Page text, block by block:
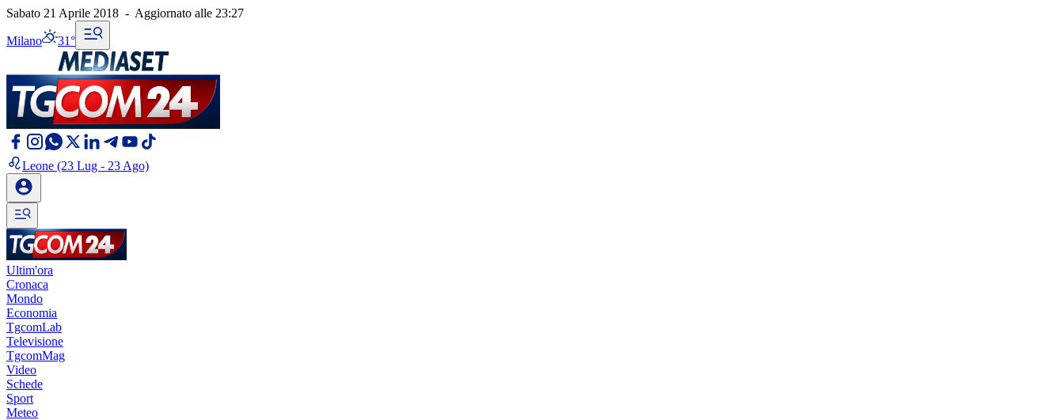
Sabato 21 Aprile 2018 - Aggiornato alle 23:27
Milano 31°
Leone (23 Lug - 23 Ago)
Ultim'ora
Cronaca
Mondo
Economia
TgcomLab
Televisione
TgcomMag
Video
Schede
Sport
Meteo